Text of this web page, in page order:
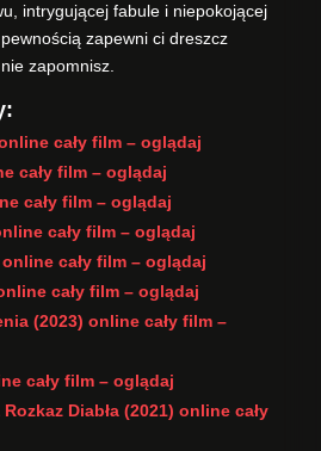
intrygującej fabule i niepokojącej
zapewni ci dreszcz
zapomnisz.
cały film – oglądaj
cały film – oglądaj
cały film – oglądaj
cały film – oglądaj
cały film – oglądaj
cały film – oglądaj
(2023) online cały film –
cały film – oglądaj
Diabła (2021) online cały